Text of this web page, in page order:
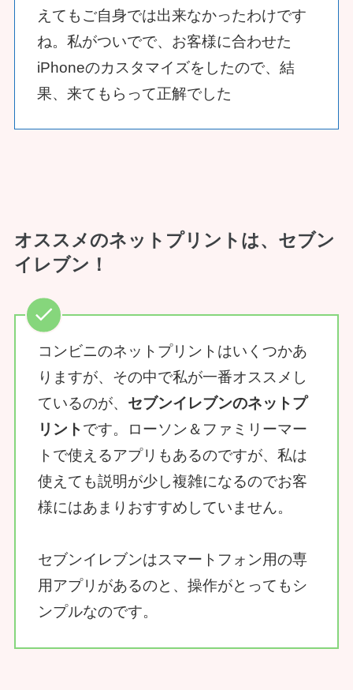
えてもご自身では出来なかったわけです
ね。私がついでで、お客様に合わせた
iPhoneのカスタマイズをしたので、結
果、来てもらって正解でした
オススメのネットプリントは、セブン
イレブン！
コンビニのネットプリントはいくつかあ
りますが、その中で私が一番オススメし
ているのが、 セブンイレブンのネットプ
リントです。ローソン＆ファミリーマー
トで使えるアプリもあるのですが、私は
使えても説明が少し複雑になるのでお客
様にはあまりおすすめしていません。
セブンイレブンはスマートフォン用の専
用アプリがあるのと、操作がとってもシ
ンプルなのです。